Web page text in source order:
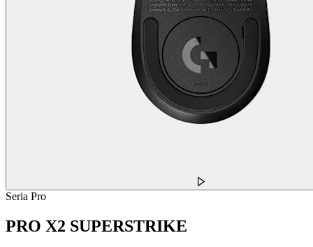
Seria Pro
PRO X2 SUPERSTRIKE